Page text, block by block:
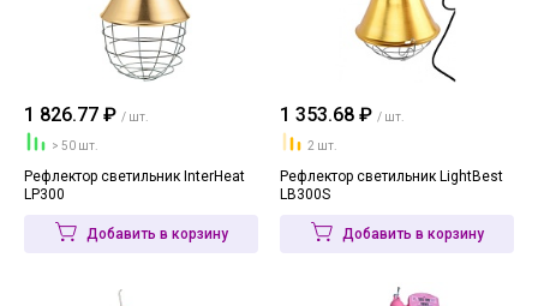
1 826.77 ₽ / шт.
> 50 шт.
Рефлектор светильник InterHeat
LP300
Добавить в корзину
1 353.68 ₽ / шт.
2 шт.
Рефлектор светильник LightBest
LB300S
Добавить в корзину